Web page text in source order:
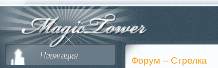
Форум -- Стрелка